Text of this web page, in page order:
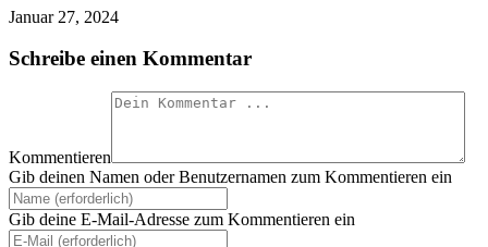
Januar 27, 2024
Schreibe einen Kommentar
Kommentieren
Gib deinen Namen oder Benutzernamen zum Kommentieren ein
Gib deine E-Mail-Adresse zum Kommentieren ein